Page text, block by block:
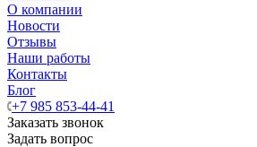
О компании
Новости
Отзывы
Наши работы
Контакты
Блог
+7 985 853-44-41
Заказать звонок
Задать вопрос